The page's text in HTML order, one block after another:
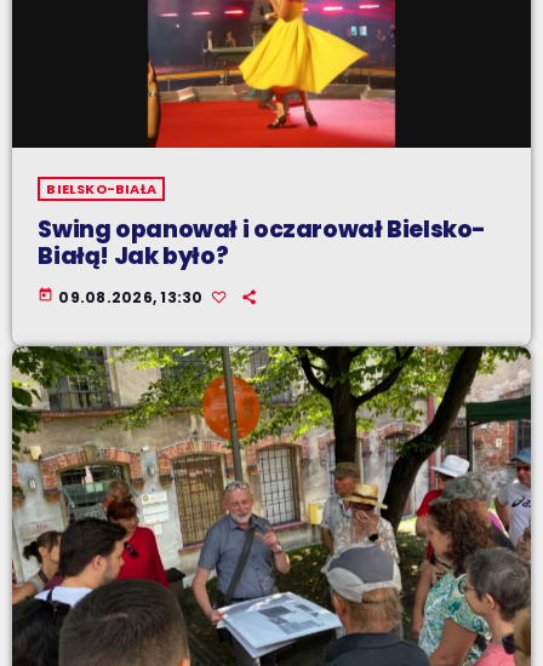
BIELSKO-BIAŁA
Swing opanował i oczarował Bielsko-
Białą! Jak było?
today 09.08.2026, 13:30